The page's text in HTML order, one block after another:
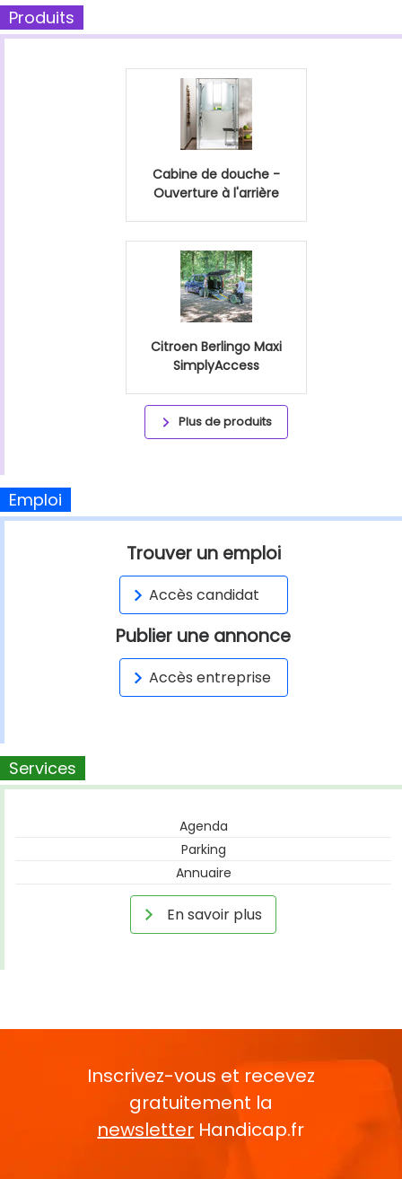
Produits
Cabine de douche -
Ouverture à l'arrière
Citroen Berlingo Maxi
SimplyAccess
Plus de produits
Emploi
Trouver un emploi
Accès candidat
Publier une annonce
Accès entreprise
Services
Agenda
Parking
Annuaire
En savoir plus
Inscrivez-vous et recevez
gratuitement la
newsletter Handicap.fr